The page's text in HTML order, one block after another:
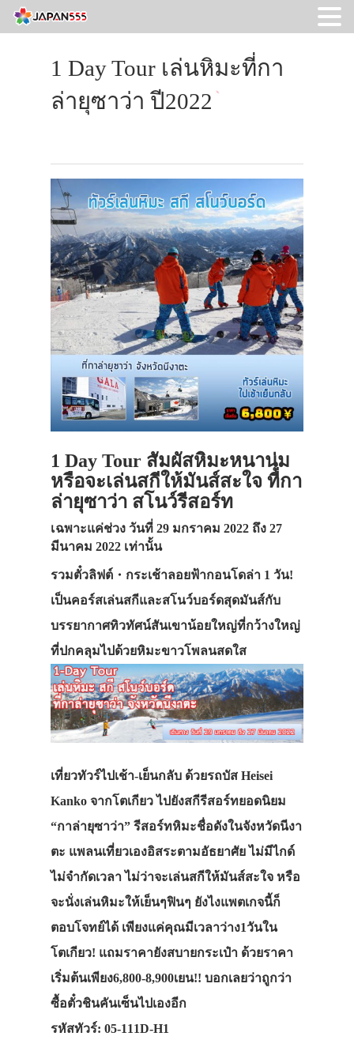
1 Day Tour เล่นหิมะที่กา
ล่ายุซาว่า ปี2022
1 Day Tour สัมผัสหิมะหนานุ่ม
หรือจะเล่นสกีให้มันส์สะใจ ที่กา
ล่ายุซาว่า สโนว์รีสอร์ท
เฉพาะแค่ช่วง วันที่ 29 มกราคม 2022 ถึง 27
มีนาคม 2022 เท่านั้น
รวมตั๋วลิฟต์・กระเช้าลอยฟ้ากอนโดล่า 1 วัน!
เป็นคอร์สเล่นสกีและสโนว์บอร์ดสุดมันส์กับ
บรรยากาศทิวทัศน์สันเขาน้อยใหญ่ที่กว้างใหญ่
ที่ปกคลุมไปด้วยหิมะขาวโพลนสดใส
เที่ยวทัวร์ไปเช้า-เย็นกลับ ด้วยรถบัส Heisei
Kanko จากโตเกียว ไปยังสกีรีสอร์ทยอดนิยม
“กาล่ายุซาว่า” รีสอร์ทหิมะชื่อดังในจังหวัดนีงา
ตะ แพลนเที่ยวเองอิสระตามอัธยาศัย ไม่มีไกด์
ไม่จำกัดเวลา ไม่ว่าจะเล่นสกีให้มันส์สะใจ หรือ
จะนั่งเล่นหิมะให้เย็นๆฟินๆ ยังไงแพตเกจนี้ก็
ตอบโจทย์ได้ เพียงแค่คุณมีเวลาว่าง1วันใน
โตเกียว! แถมราคายังสบายกระเป๋า ด้วยราคา
เริ่มต้นเพียง6,800-8,900เยน!! บอกเลยว่าถูกว่า
ซื้อตั๋วชินคันเซ็นไปเองอีก
รหัสทัวร์: 05-111D-H1